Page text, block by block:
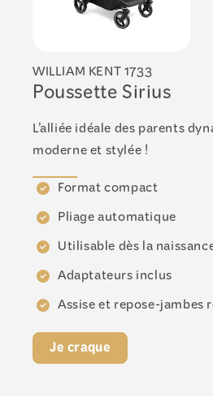
WILLIAM KENT 1733
Poussette Sirius
L’alliée idéale des parents
moderne et stylée !
Format compact
Pliage automatique
Utilisable dès la
Adaptateurs inclus
Assise et repose-jambes
Je craque